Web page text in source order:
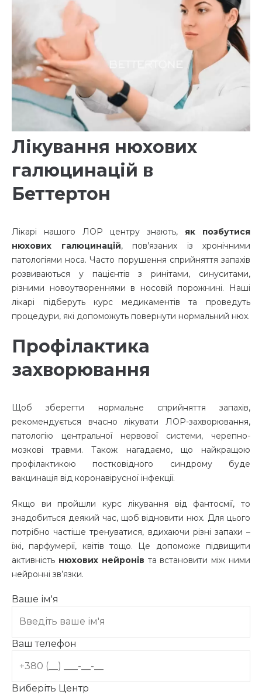
Лікування нюхових
галюцинацій в
Беттертон
Лікарі нашого ЛОР центру знають, як позбутися
нюхових галюцинацій, пов’язаних із хронічними
патологіями носа. Часто порушення сприйняття запахів
розвиваються у пацієнтів з ринітами, синуситами,
різними новоутвореннями в носовій порожнині. Наші
лікарі підберуть курс медикаментів та проведуть
процедури, які допоможуть повернути нормальний нюх.
Профілактика
захворювання
Щоб зберегти нормальне сприйняття запахів,
рекомендується вчасно лікувати ЛОР-захворювання,
патологію центральної нервової системи, черепно-
мозкові травми. Також нагадаємо, що найкращою
профілактикою постковідного синдрому буде
вакцинація від коронавірусної інфекції.
Якщо ви пройшли курс лікування від фантосмії, то
знадобиться деякий час, щоб відновити нюх. Для цього
потрібно частіше тренуватися, вдихаючи різні запахи –
їжі, парфумерії, квітів тощо. Це допоможе підвищити
активність нюхових нейронів та встановити між ними
нейронні зв’язки.
Ваше ім'я
Ваш телефон
Виберіть Центр